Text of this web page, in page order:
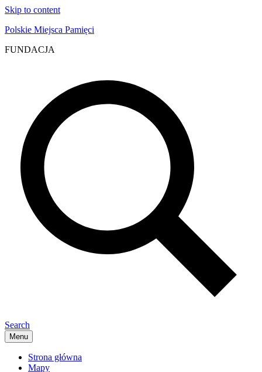
Skip to content
Polskie Miejsca Pamięci
FUNDACJA
Search
Menu
Strona główna
Mapy